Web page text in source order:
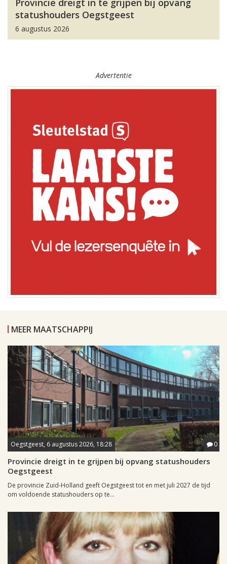
Provincie dreigt in te grijpen bij opvang
statushouders Oegstgeest
6 augustus 2026
Advertentie
MEER MAATSCHAPPIJ
Oegstgeest, 6 augustus 2026, 18:28 0
Provincie dreigt in te grijpen bij opvang statushouders
Oegstgeest
De provincie Zuid-Holland geeft Oegstgeest tot en met juli 2027 de tijd
om voldoende statushouders op te...